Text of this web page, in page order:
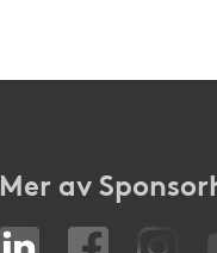
Mer av